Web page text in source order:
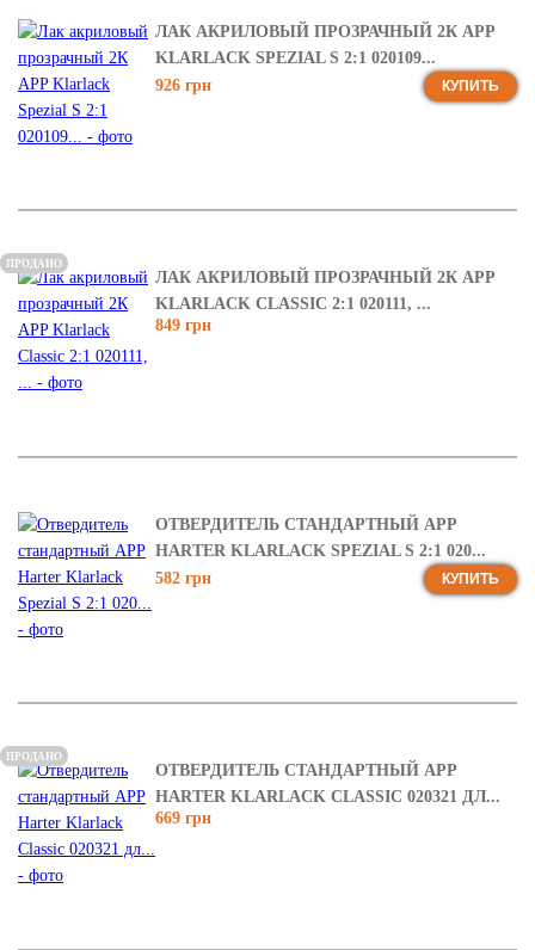
ЛАК АКРИЛОВЫЙ ПРОЗРАЧНЫЙ 2К APP
KLARLACK SPEZIAL S 2:1 020109...
926 грн
КУПИТЬ
ЛАК АКРИЛОВЫЙ ПРОЗРАЧНЫЙ 2К APP
KLARLACK CLASSIC 2:1 020111, ...
849 грн
ПРОДАНО
ОТВЕРДИТЕЛЬ СТАНДАРТНЫЙ APP
HARTER KLARLACK SPEZIAL S 2:1 020...
582 грн
КУПИТЬ
ОТВЕРДИТЕЛЬ СТАНДАРТНЫЙ APP
HARTER KLARLACK CLASSIC 020321 ДЛ...
669 грн
ПРОДАНО